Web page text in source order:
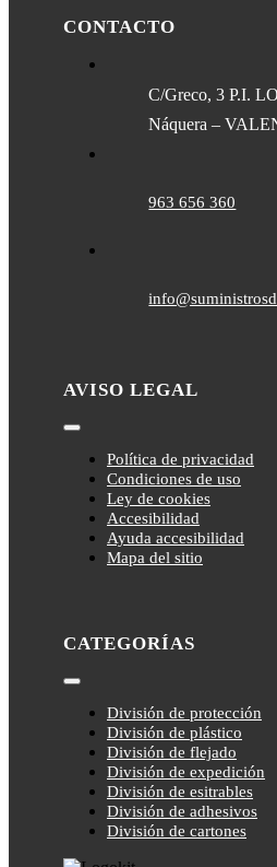
CONTACTO
C/Greco, 3 P.I.
Náquera –
963 656 360
AVISO LEGAL
Toggle
NavigationPolítica de privacidad
Condiciones de uso
Ley de cookies
Accesibilidad
Ayuda accesibilidad
Mapa del sitio
CATEGORÍAS
Toggle
NavigationDivisión de protección
División de plástico
División de flejado
División de expedición
División de esitrables
División de adhesivos
División de cartones